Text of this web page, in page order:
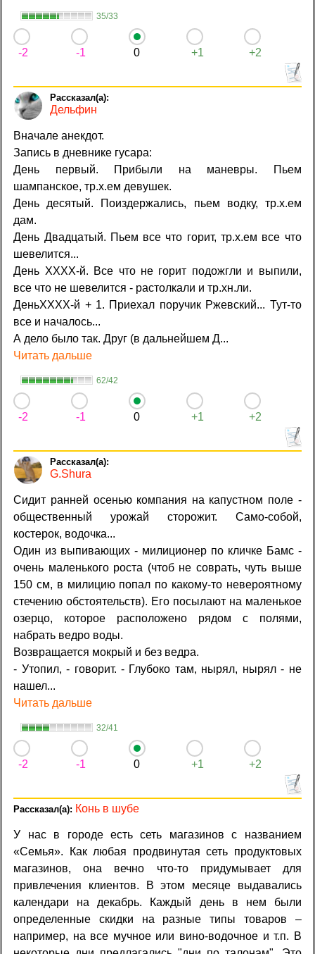
35/33
-2 -1 0 +1 +2
Дельфин
Вначале анекдот.
Запись в дневнике гусара:
День первый. Прибыли на маневры. Пьем
шампанское, тр.х.ем девушек.
День десятый. Поиздержались, пьем водку, тр.х.ем
дам.
День Двадцатый. Пьем все что горит, тр.х.ем все что
шевелится...
День ХХХХ-й. Все что не горит подожгли и выпили,
все что не шевелится - растолкали и тр.хн.ли.
ДеньХХХХ-й + 1. Приехал поручик Ржевский... Тут-то
все и началось...
А дело было так. Друг (в дальнейшем Д...
Читать дальше
62/42
-2 -1 0 +1 +2
G.Shura
Сидит ранней осенью компания на капустном поле -
общественный урожай сторожит. Само-собой,
костерок, водочка...
Один из выпивающих - милиционер по кличке Бамс -
очень маленького роста (чтоб не соврать, чуть выше
150 см, в милицию попал по какому-то невероятному
стечению обстоятельств). Его посылают на маленькое
озерцо, которое расположено рядом с полями,
набрать ведро воды.
Возвращается мокрый и без ведра.
- Утопил, - говорит. - Глубоко там, нырял, нырял - не
нашел...
Читать дальше
32/41
-2 -1 0 +1 +2
Конь в шубе
У нас в городе есть сеть магазинов с названием
«Семья». Как любая продвинутая сеть продуктовых
магазинов, она вечно что-то придумывает для
привлечения клиентов. В этом месяце выдавались
календари на декабрь. Каждый день в нем были
определенные скидки на разные типы товаров –
например, на все мучное или вино-водочное и т.п. В